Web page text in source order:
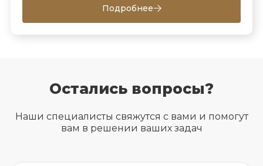
Подробнее
Остались вопросы?
Наши специалисты свяжутся с вами и помогут
вам в решении ваших задач